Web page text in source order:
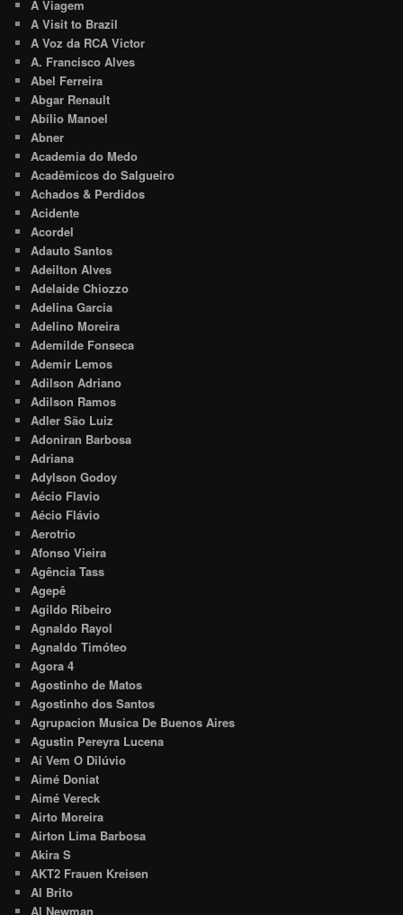
A Viagem
A Visit to Brazil
A Voz da RCA Victor
A. Francisco Alves
Abel Ferreira
Abgar Renault
Abílio Manoel
Abner
Academia do Medo
Acadêmicos do Salgueiro
Achados & Perdidos
Acidente
Acordel
Adauto Santos
Adeilton Alves
Adelaide Chiozzo
Adelina Garcia
Adelino Moreira
Ademilde Fonseca
Ademir Lemos
Adilson Adriano
Adilson Ramos
Adler São Luiz
Adoniran Barbosa
Adriana
Adylson Godoy
Aécio Flavio
Aécio Flávio
Aerotrio
Afonso Vieira
Agência Tass
Agepê
Agildo Ribeiro
Agnaldo Rayol
Agnaldo Timóteo
Agora 4
Agostinho de Matos
Agostinho dos Santos
Agrupacion Musica De Buenos Aires
Agustin Pereyra Lucena
Aí Vem O Dilúvio
Aimé Doniat
Aimé Vereck
Airto Moreira
Airton Lima Barbosa
Akira S
AKT2 Frauen Kreisen
Al Brito
Al Newman